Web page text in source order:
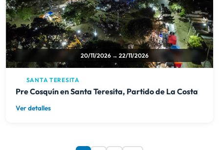
20/11/2026 → 22/11/2026
SANTA TERESITA
Pre Cosquín en Santa Teresita, Partido de La Costa
Ver detalles